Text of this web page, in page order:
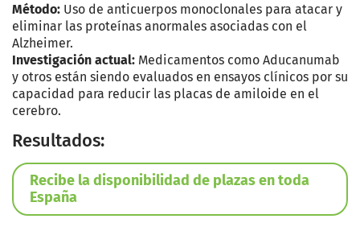
Método: Uso de anticuerpos monoclonales para atacar y
eliminar las proteínas anormales asociadas con el
Alzheimer.
Investigación actual: Medicamentos como Aducanumab
y otros están siendo evaluados en ensayos clínicos por su
capacidad para reducir las placas de amiloide en el
cerebro.
Resultados:
Recibe la disponibilidad de plazas en toda
España